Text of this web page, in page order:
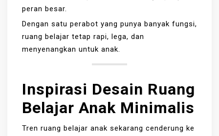
peran besar.
Dengan satu perabot yang punya banyak fungsi,
ruang belajar tetap rapi, lega, dan
menyenangkan untuk anak.
Inspirasi Desain Ruang
Belajar Anak Minimalis
Tren ruang belajar anak sekarang cenderung ke